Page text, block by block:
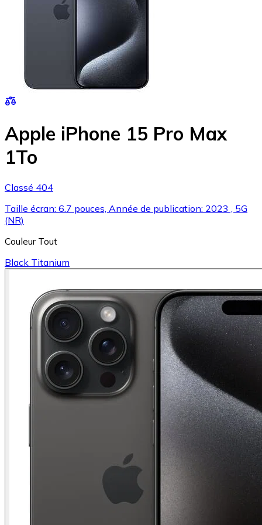
Apple iPhone 15 Pro Max
1To
Classé 404
Taille écran: 6.7 pouces, Année de publication: 2023 , 5G
(NR)
Couleur Tout
Black Titanium